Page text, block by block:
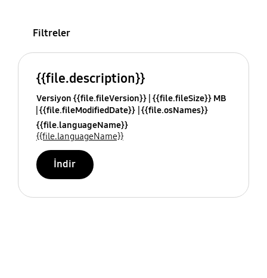
Filtreler
{{file.description}}
Versiyon {{file.fileVersion}} {{file.fileSize}} MB
{{file.fileModifiedDate}} {{file.osNames}}
{{file.languageName}}
{{file.languageName}}
İndir